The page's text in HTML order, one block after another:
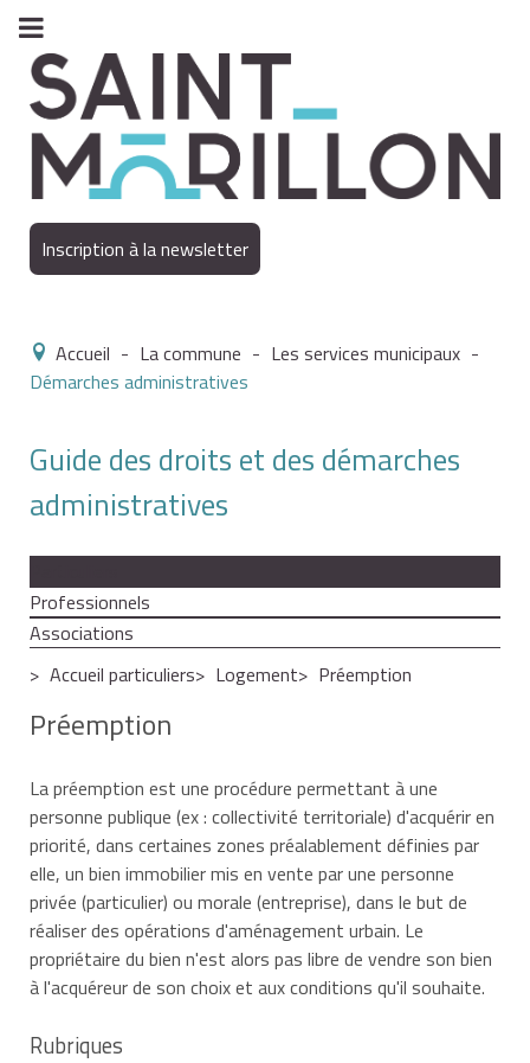
Inscription à la newsletter
Accueil - La commune - Les services municipaux -
Démarches administratives
Guide des droits et des démarches
administratives
Professionnels
Associations
Accueil particuliers
Logement Préemption
Préemption
La préemption est une procédure permettant à une
personne publique (ex : collectivité territoriale) d'acquérir en
priorité, dans certaines zones préalablement définies par
elle, un bien immobilier mis en vente par une personne
privée (particulier) ou morale (entreprise), dans le but de
réaliser des opérations d'aménagement urbain. Le
propriétaire du bien n'est alors pas libre de vendre son bien
à l'acquéreur de son choix et aux conditions qu'il souhaite.
Rubriques